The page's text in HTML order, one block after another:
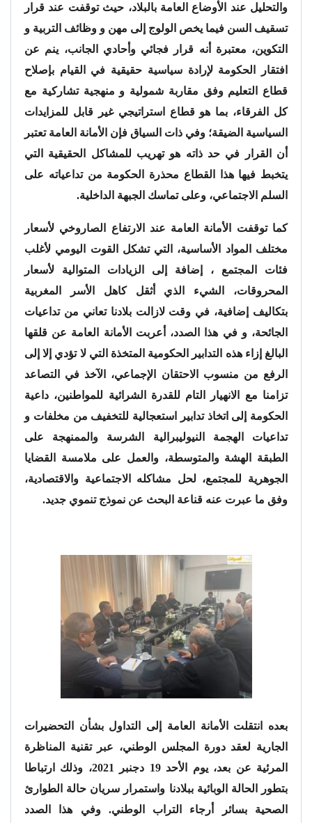
والتحليل عند الأوضاع العامة بالبلاد، حيث توقفت عند قرار
تسقيف السن فيما يخص الولوج إلى مهن و وظائف التربية و
التكوين، معتبرة أنه قرار فجائي وأحادي الجانب، ينم عن
افتقار الحكومة لإرادة سياسية حقيقية في القيام بإصلاح
قطاع التعليم وفق مقاربة شمولية و منهجية تشاركية مع
كل الفرقاء، بما هو قطاع استراتيجي غير قابل للمزايدات
السياسية الضيقة؛ وفي ذات السياق فإن الأمانة العامة تعتبر
أن القرار في حد ذاته هو تهريب للمشاكل الحقيقية التي
يتخبط فيها هذا القطاع محذرة الحكومة من تداعياته على
السلم الاجتماعي، وعلى تماسك الجبهة الداخلية.
كما توقفت الأمانة العامة عند الارتفاع الصاروخي لأسعار
مختلف المواد الأساسية، التي تشكل القوت اليومي لأغلب
فئات المجتمع ، إضافة إلى الزيادات المتوالية لأسعار
المحروقات، الشيء الذي أثقل كاهل الأسر المغربية
بتكاليف إضافية، في وقت لازالت بلادنا تعاني من تداعيات
الجائحة، و في هذا الصدد، أعربت الأمانة العامة عن قلقها
البالغ إزاء هذه التدابير الحكومية المتخذة التي لا تؤدي إلا إلى
الرفع من منسوب الاحتقان الإجماعي، الآخذ في التصاعد
تزامنا مع الانهيار التام للقدرة الشرائية للمواطنين، داعية
الحكومة إلى اتخاذ تدابير استعجالية للتخفيف من مخلفات و
تداعيات الهجمة النيوليبرالية الشرسة والممنهجة على
الطبقة الهشة والمتوسطة، والعمل على ملامسة القضايا
الجوهرية للمجتمع، لحل مشاكله الاجتماعية والاقتصادية،
وفق ما عبرت عنه قناعة البحث عن نموذج تنموي جديد.
بعده انتقلت الأمانة العامة إلى التداول بشأن التحضيرات
الجارية لعقد دورة المجلس الوطني، عبر تقنية المناظرة
المرئية عن بعد، يوم الأحد 19 دجنبر 2021، وذلك ارتباطا
بتطور الحالة الوبائية ببلادنا واستمرار سريان حالة الطوارئ
الصحية بسائر أرجاء التراب الوطني. وفي هذا الصدد